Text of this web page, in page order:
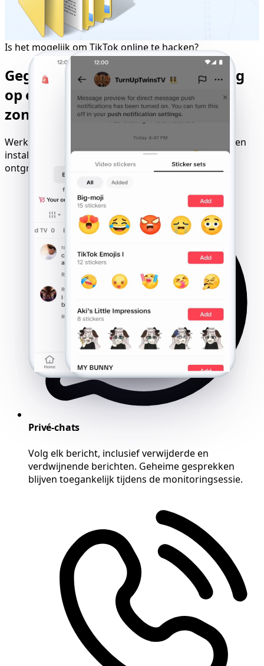
Is het mogelijk om TikTok online te hacken?
Gegarandeerde TikTok-monitoring
op elk apparaat - beschikbaar
zonder applicatie en bevestiging
Werkt feilloos op iOS, Android, Windows of Mac. Geen
installatie, geen downloads - start gewoon en
ontgrendel elk TikTok-account.
Privé-chats
Volg elk bericht, inclusief verwijderde en
verdwijnende berichten. Geheime gesprekken
blijven toegankelijk tijdens de monitoringsessie.